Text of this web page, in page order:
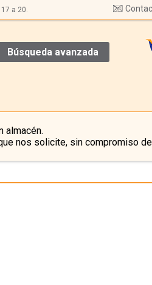
a 20.
Búsqueda avanzada
almacén.
nos solicite, sin compromiso